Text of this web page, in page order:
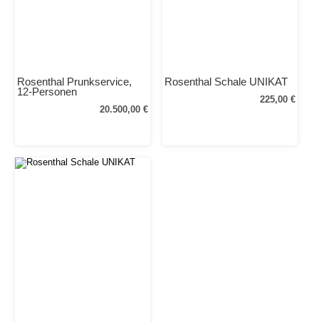
Rosenthal Prunkservice,
12-Personen
20.500,00 €
Rosenthal Schale UNIKAT
225,00 €